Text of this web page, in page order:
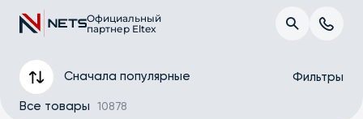
Официальный
партнер Eltex
Все товары 10878
Сначала популярные Фильтры